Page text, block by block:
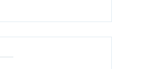
育むようにした方が良